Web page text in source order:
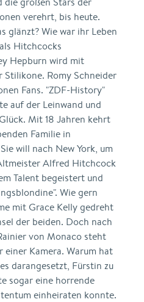
verehrt, bis heute.
glänzt? Wie war ihr Leben
Hitchcocks
Hepburn wird mit
Stilikone. Romy Schneider
Fans. "ZDF-History"
auf der Leinwand und
Mit 18 Jahren kehrt
Familie in
will nach New York, um
Alfred Hitchcock
Talent begeistert und
Wie gern
mit Grace Kelly gedreht
der beiden. Doch nach
von Monaco steht
einer Kamera. Warum hat
darangesetzt, Fürstin zu
sogar eine horrende
einheiraten konnte.